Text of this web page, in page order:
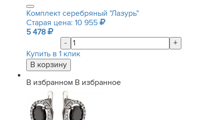
Комплект серебряный "Лазурь"
Старая цена: 10 955
5 478
-
+
Купить в 1 клик
В избранном В избранное